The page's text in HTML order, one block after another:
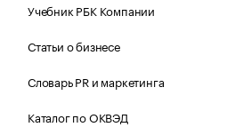
Учебник РБК Компании
Статьи о бизнесе
Словарь PR и маркетинга
Каталог по ОКВЭД